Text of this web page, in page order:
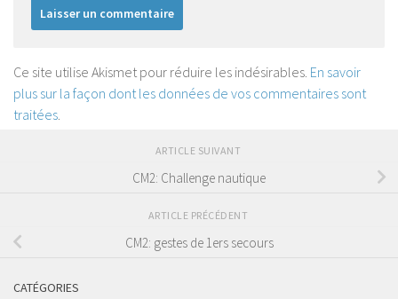
Ce site utilise Akismet pour réduire les indésirables. En savoir
plus sur la façon dont les données de vos commentaires sont
traitées
ARTICLE SUIVANT
CM2: Challenge nautique
ARTICLE PRÉCÉDENT
CM2: gestes de 1ers secours
CATÉGORIES